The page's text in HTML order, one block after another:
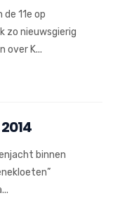
11e op
zo nieuwsgierig
over K...
binnen